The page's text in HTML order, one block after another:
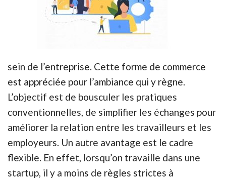
sein de l’entreprise. Cette forme de commerce
est appréciée pour l’ambiance qui y règne.
L’objectif est de bousculer les pratiques
conventionnelles, de simplifier les échanges pour
améliorer la relation entre les travailleurs et les
employeurs. Un autre avantage est le cadre
flexible. En effet, lorsqu’on travaille dans une
startup, il y a moins de règles strictes à